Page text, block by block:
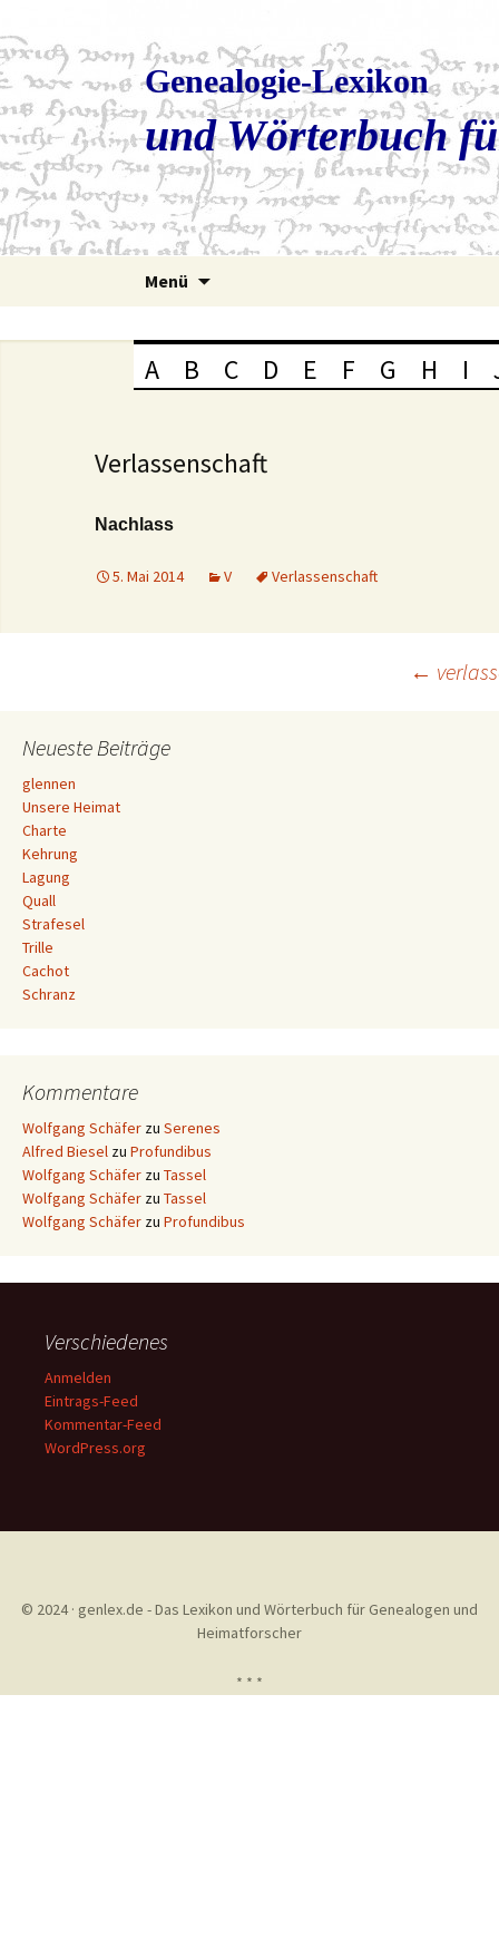
Genealogie-Lexikon
und Wörterbuch
Menü
A B C D E F G H I
Verlassenschaft
Nachlass
5. Mai 2014 V Verlassenschaft
Navigation
←
Neueste Beiträge
glennen
Unsere Heimat
Charte
Kehrung
Lagung
Quall
Strafesel
Trille
Cachot
Schranz
Kommentare
Wolfgang Schäfer zu Serenes
Alfred Biesel zu Profundibus
Wolfgang Schäfer zu Tassel
Wolfgang Schäfer zu Tassel
Wolfgang Schäfer zu Profundibus
Verschiedenes
Anmelden
Eintrags-Feed
Kommentar-Feed
WordPress.org
© 2024 · genlex.de - Das Lexikon und Wörterbuch für Genealogen und
Heimatforscher
* * *